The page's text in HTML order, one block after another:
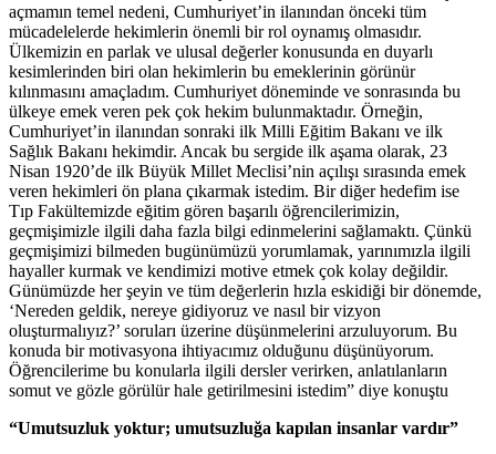
açmamın temel nedeni, Cumhuriyet’in ilanından önceki tüm
mücadelelerde hekimlerin önemli bir rol oynamış olmasıdır.
Ülkemizin en parlak ve ulusal değerler konusunda en duyarlı
kesimlerinden biri olan hekimlerin bu emeklerinin görünür
kılınmasını amaçladım. Cumhuriyet döneminde ve sonrasında bu
ülkeye emek veren pek çok hekim bulunmaktadır. Örneğin,
Cumhuriyet’in ilanından sonraki ilk Milli Eğitim Bakanı ve ilk
Sağlık Bakanı hekimdir. Ancak bu sergide ilk aşama olarak, 23
Nisan 1920’de ilk Büyük Millet Meclisi’nin açılışı sırasında emek
veren hekimleri ön plana çıkarmak istedim. Bir diğer hedefim ise
Tıp Fakültemizde eğitim gören başarılı öğrencilerimizin,
geçmişimizle ilgili daha fazla bilgi edinmelerini sağlamaktı. Çünkü
geçmişimizi bilmeden bugünümüzü yorumlamak, yarınımızla ilgili
hayaller kurmak ve kendimizi motive etmek çok kolay değildir.
Günümüzde her şeyin ve tüm değerlerin hızla eskidiği bir dönemde,
‘Nereden geldik, nereye gidiyoruz ve nasıl bir vizyon
oluşturmalıyız?’ soruları üzerine düşünmelerini arzuluyorum. Bu
konuda bir motivasyona ihtiyacımız olduğunu düşünüyorum.
Öğrencilerime bu konularla ilgili dersler verirken, anlatılanların
somut ve gözle görülür hale getirilmesini istedim” diye konuştu
“Umutsuzluk yoktur; umutsuzluğa kapılan insanlar vardır”